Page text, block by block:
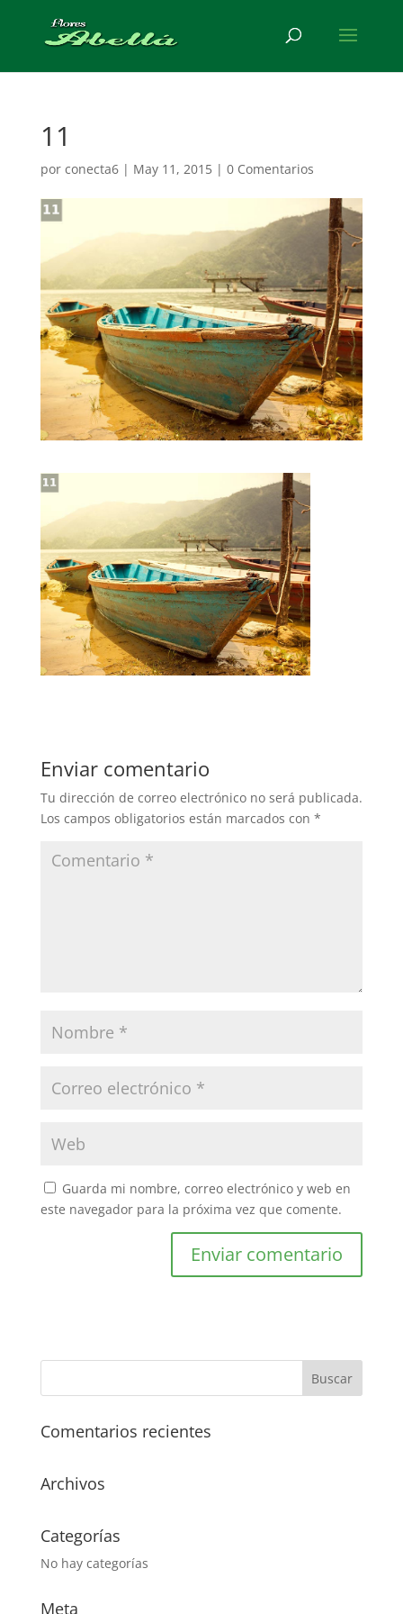
11
por conecta6| May 11, 2015| 0 Comentarios
Enviar comentario
Tu dirección de correo electrónico no será publicada.
Los campos obligatorios están marcados con *
Guarda mi nombre, correo electrónico y web en
este navegador para la próxima vez que comente.
Comentarios recientes
Archivos
Categorías
No hay categorías
Meta